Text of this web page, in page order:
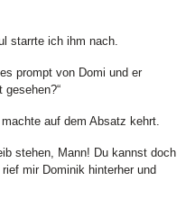
starrte ich ihm nach.
prompt von Domi und er
gesehen?“
auf dem Absatz kehrt.
stehen, Mann! Du kannst doch
mir Dominik hinterher und